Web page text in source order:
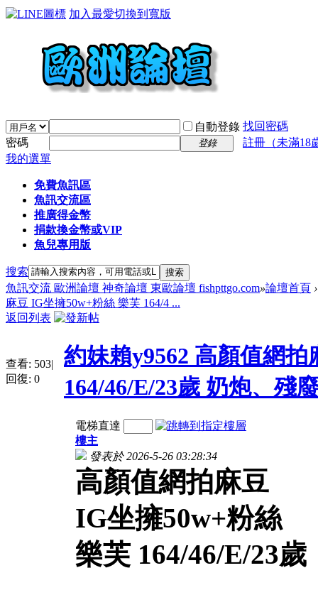
加入最愛切換到寬版
自動登錄 找回密碼
密碼
登錄
註冊（未滿18
我的選單
免費魚訊區
魚訊交流區
推廣得金幣
捐款換金幣或VIP
魚兒專用版
搜索 搜索
魚訊交流 歐洲論壇 神奇論壇 東歐論壇 fishpttgo.com»論壇首頁 ›
麻豆 IG坐擁50w+粉絲 樂芙 164/4 ...
返回列表
查看: 503|
回復: 0
約妹賴y9562 高顏值網
164/46/E/23歲 奶炮、殘
電梯直達
樓主
發表於 2026-5-26 03:28:34
高顏值網拍麻豆
IG坐擁50w+粉絲
樂芙 164/46/E/23歲